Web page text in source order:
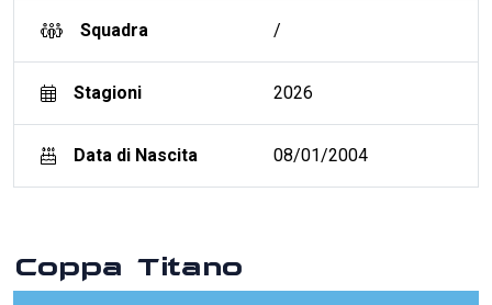
Squadra /
Stagioni 2026
Data di Nascita 08/01/2004
Coppa Titano